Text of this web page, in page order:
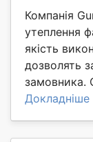
Компанія
утеплення
якість
дозволять
замовника.
Докладніше